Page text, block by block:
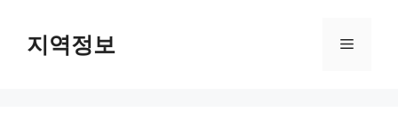
지역정보 메